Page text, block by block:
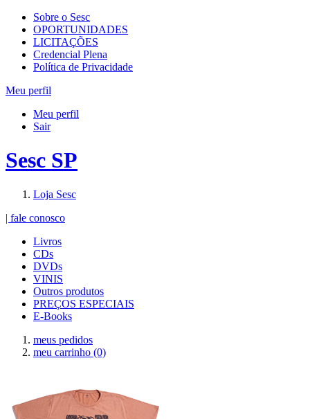
Sobre o Sesc
OPORTUNIDADES
LICITAÇÕES
Credencial Plena
Política de Privacidade
Meu perfil
Meu perfil
Sair
Sesc SP
Loja Sesc
| fale conosco
Livros
CDs
DVDs
VINIS
Outros produtos
PREÇOS ESPECIAIS
E-Books
meus pedidos
meu carrinho (0)